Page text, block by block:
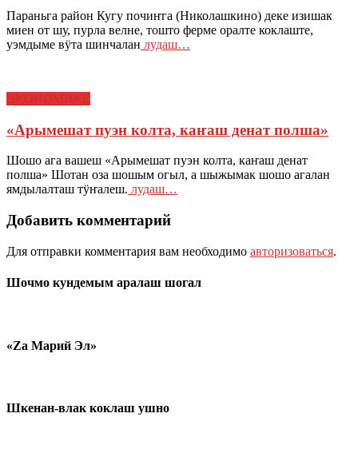
Параньга район Кугу почиҥга (Николашкино) деке изишак
миен от шу, пурла велне, тошто ферме оралте коклаште,
уэмдыме вӱта шинчалан лудаш…
«Арымешат пуэн колта, каҥаш денат полша»
Шошо ага вашеш «Арымешат пуэн колта, каҥаш денат
полша» Шотан оза шошым огыл, а шыжымак шошо агалан
ямдылалташ тӱҥалеш. лудаш…
Добавить комментарий
Для отправки комментария вам необходимо авторизоваться.
Шочмо кундемым аралаш шогал
«Zа Марий Эл»
Шкенан-влак коклаш ушно